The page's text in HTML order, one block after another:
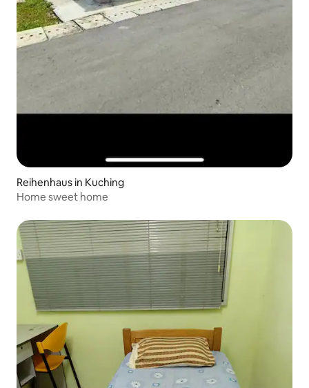
Reihenhaus in Kuching
Home sweet home